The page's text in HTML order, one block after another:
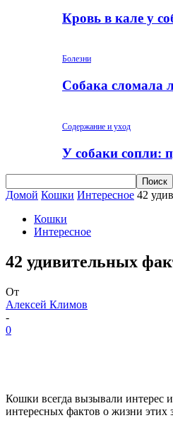
Кровь в кале у
Болезни
Собака сломала
Содержание и уход
У собаки сопли:
Домой Кошки Интересное 42
Кошки
Интересное
42 удивительных
От
Алексей Климов
-
0
Кошки всегда вызывали интерес
интересных фактов о жизни